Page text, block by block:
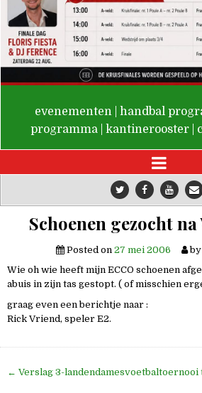
De Valken
evenementen handbal
programma
kantinerooster
Schoenen gezocht
Posted on 27 mei 2006 by
Wie oh wie heeft mijn ECCO schoenen
abuis in zijn tas gestopt. ( of misschien
graag even een berichtje naar :
Rick Vriend, speler E2.
Bericht
← Verslag 3-landendamesvoetbaltoernooi